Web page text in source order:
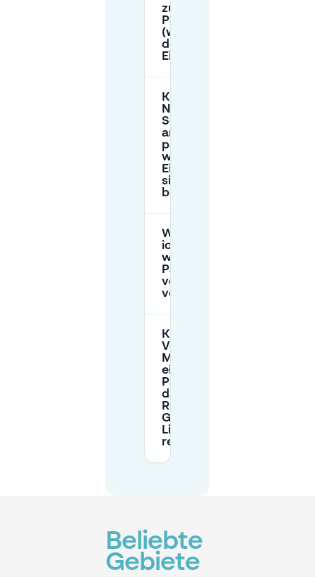
zum
Parkplatz
(wo ist
der
Eingang)?
Kann ich in der
Nähe von
Schöne Aussicht
an der Straße
parken und
welche
Einschränkungen
sind zu
beachten?
Was soll
ich tun,
wenn der
Parkplatz
vor Ort
voll ist?
Kann ich im
Voraus mit
Mobypark
einen
Parkplatz für
das
Restaurant
Goldmund im
Literaturhaus
reservieren?
Beliebte
Gebiete